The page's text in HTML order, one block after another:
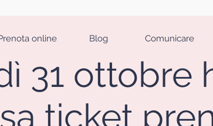
online Blog Comunicare
31 ottobre
ticket